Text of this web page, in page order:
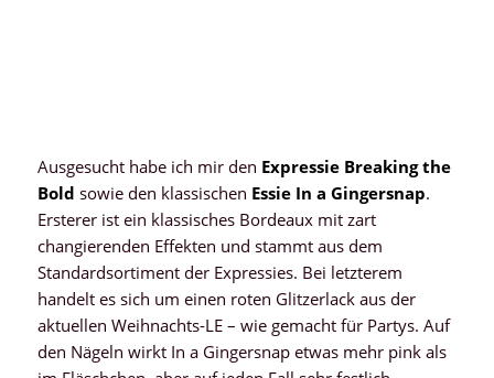
Ausgesucht habe ich mir den Expressie Breaking the
Bold sowie den klassischen Essie In a Gingersnap.
Ersterer ist ein klassisches Bordeaux mit zart
changierenden Effekten und stammt aus dem
Standardsortiment der Expressies. Bei letzterem
handelt es sich um einen roten Glitzerlack aus der
aktuellen Weihnachts-LE – wie gemacht für Partys. Auf
den Nägeln wirkt In a Gingersnap etwas mehr pink als